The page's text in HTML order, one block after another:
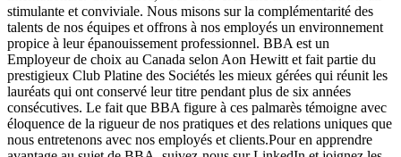
stimulante et conviviale. Nous misons sur la complémentarité des
talents de nos équipes et offrons à nos employés un environnement
propice à leur épanouissement professionnel. BBA est un
Employeur de choix au Canada selon Aon Hewitt et fait partie du
prestigieux Club Platine des Sociétés les mieux gérées qui réunit les
lauréats qui ont conservé leur titre pendant plus de six années
consécutives. Le fait que BBA figure à ces palmarès témoigne avec
éloquence de la rigueur de nos pratiques et des relations uniques que
nous entretenons avec nos employés et clients.Pour en apprendre